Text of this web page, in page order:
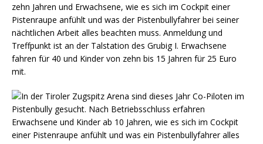
zehn Jahren und Erwachsene, wie es sich im Cockpit einer
Pistenraupe anfühlt und was der Pistenbullyfahrer bei seiner
nächtlichen Arbeit alles beachten muss. Anmeldung und
Treffpunkt ist an der Talstation des Grubig I. Erwachsene
fahren für 40 und Kinder von zehn bis 15 Jahren für 25 Euro
mit.